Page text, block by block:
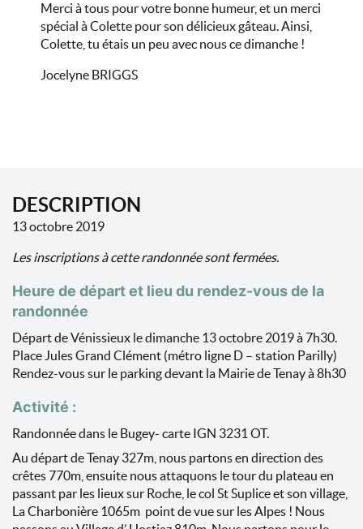
Merci à tous pour votre bonne humeur, et un merci
spécial à Colette pour son délicieux gâteau. Ainsi,
Colette, tu étais un peu avec nous ce dimanche !
Jocelyne BRIGGS
DESCRIPTION
13 octobre 2019
Les inscriptions à cette randonnée sont fermées.
Heure de départ et lieu du rendez-vous de la
randonnée
Départ de Vénissieux le dimanche 13 octobre 2019 à 7h30.
Place Jules Grand Clément (métro ligne D – station Parilly)
Rendez-vous sur le parking devant la Mairie de Tenay à 8h30
Activité :
Randonnée dans le Bugey- carte IGN 3231 OT.
Au départ de Tenay 327m, nous partons en direction des
crêtes 770m, ensuite nous attaquons le tour du plateau en
passant par les lieux sur Roche, le col St Suplice et son village,
La Charbonière 1065m point de vue sur les Alpes ! Nous